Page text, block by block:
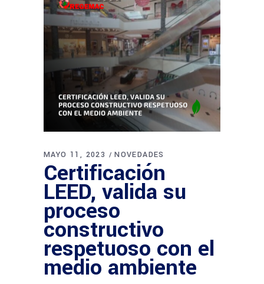
MAYO 11, 2023 NOVEDADES
Certificación
LEED, valida su
proceso
constructivo
respetuoso con el
medio ambiente